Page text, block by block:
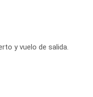
y vuelo de salida.